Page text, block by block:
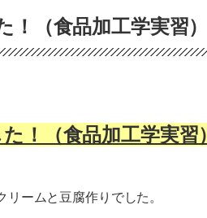
（食品加工学実習）
！（食品加工学実習）
ームと豆腐作りでした。